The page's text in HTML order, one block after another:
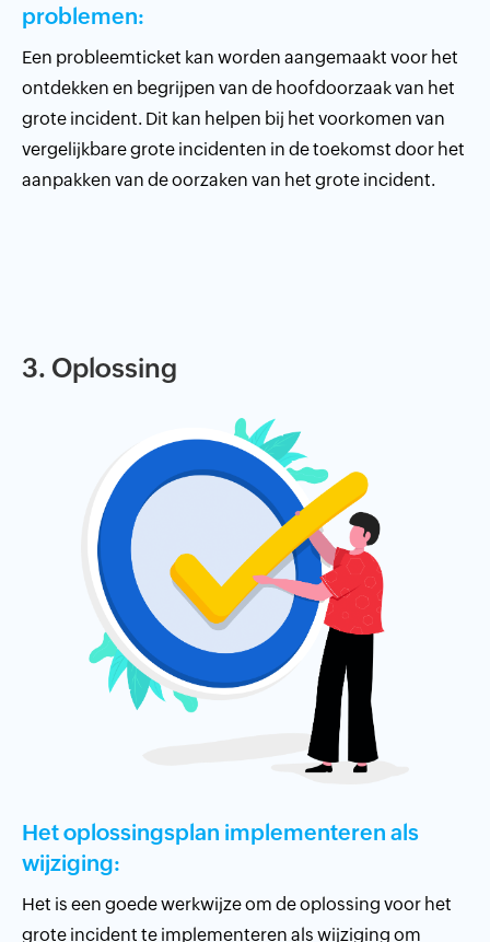
problemen:
Een probleemticket kan worden aangemaakt voor het
ontdekken en begrijpen van de hoofdoorzaak van het
grote incident. Dit kan helpen bij het voorkomen van
vergelijkbare grote incidenten in de toekomst door het
aanpakken van de oorzaken van het grote incident.
3. Oplossing
Het oplossingsplan implementeren als
wijziging:
Het is een goede werkwijze om de oplossing voor het
grote incident te implementeren als wijziging om